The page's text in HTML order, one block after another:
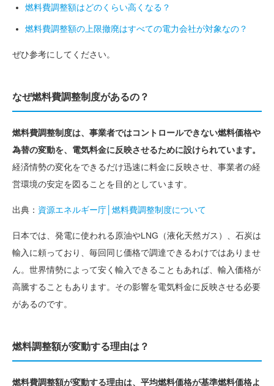
燃料費調整額はどのくらい高くなる？
燃料費調整額の上限撤廃はすべての電力会社が対象なの？
ぜひ参考にしてください。
なぜ燃料費調整制度があるの？
燃料費調整制度は、事業者ではコントロールできない燃料価格や
為替の変動を、電気料金に反映させるために設けられています。
経済情勢の変化をできるだけ迅速に料金に反映させ、事業者の経
営環境の安定を図ることを目的としています。
出典： 資源エネルギー庁│燃料費調整制度について
日本では、発電に使われる原油やLNG（液化天然ガス）、石炭は
輸入に頼っており、毎回同じ価格で調達できるわけではありませ
ん。世界情勢によって安く輸入できることもあれば、輸入価格が
高騰することもあります。その影響を電気料金に反映させる必要
があるのです。
燃料調整額が変動する理由は？
燃料費調整額が変動する理由は、平均燃料価格が基準燃料価格よ